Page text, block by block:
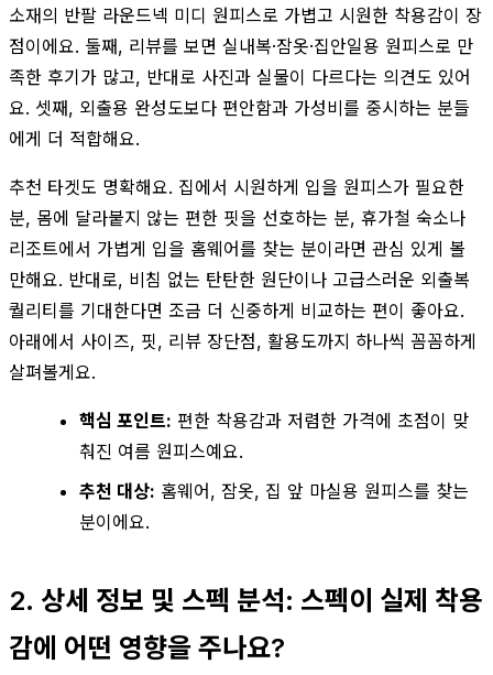
소재의 반팔 라운드넥 미디 원피스로 가볍고 시원한 착용감이 장
점이에요. 둘째, 리뷰를 보면 실내복·잠옷·집안일용 원피스로 만
족한 후기가 많고, 반대로 사진과 실물이 다르다는 의견도 있어
요. 셋째, 외출용 완성도보다 편안함과 가성비를 중시하는 분들
에게 더 적합해요.
추천 타겟도 명확해요. 집에서 시원하게 입을 원피스가 필요한
분, 몸에 달라붙지 않는 편한 핏을 선호하는 분, 휴가철 숙소나
리조트에서 가볍게 입을 홈웨어를 찾는 분이라면 관심 있게 볼
만해요. 반대로, 비침 없는 탄탄한 원단이나 고급스러운 외출복
퀄리티를 기대한다면 조금 더 신중하게 비교하는 편이 좋아요.
아래에서 사이즈, 핏, 리뷰 장단점, 활용도까지 하나씩 꼼꼼하게
살펴볼게요.
핵심 포인트: 편한 착용감과 저렴한 가격에 초점이 맞
춰진 여름 원피스예요.
추천 대상: 홈웨어, 잠옷, 집 앞 마실용 원피스를 찾는
분이에요.
2. 상세 정보 및 스펙 분석: 스펙이 실제 착용
감에 어떤 영향을 주나요?